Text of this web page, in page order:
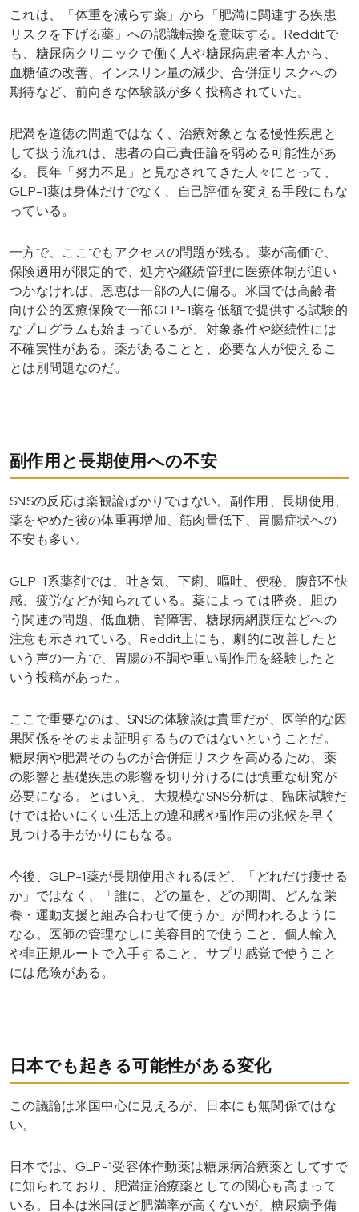
これは、「体重を減らす薬」から「肥満に関連する疾患
リスクを下げる薬」への認識転換を意味する。Redditで
も、糖尿病クリニックで働く人や糖尿病患者本人から、
血糖値の改善、インスリン量の減少、合併症リスクへの
期待など、前向きな体験談が多く投稿されていた。
肥満を道徳の問題ではなく、治療対象となる慢性疾患と
して扱う流れは、患者の自己責任論を弱める可能性があ
る。長年「努力不足」と見なされてきた人々にとって、
GLP-1薬は身体だけでなく、自己評価を変える手段にもな
っている。
一方で、ここでもアクセスの問題が残る。薬が高価で、
保険適用が限定的で、処方や継続管理に医療体制が追い
つかなければ、恩恵は一部の人に偏る。米国では高齢者
向け公的医療保険で一部GLP-1薬を低額で提供する試験的
なプログラムも始まっているが、対象条件や継続性には
不確実性がある。薬があることと、必要な人が使えるこ
とは別問題なのだ。
副作用と長期使用への不安
SNSの反応は楽観論ばかりではない。副作用、長期使用、
薬をやめた後の体重再増加、筋肉量低下、胃腸症状への
不安も多い。
GLP-1系薬剤では、吐き気、下痢、嘔吐、便秘、腹部不快
感、疲労などが知られている。薬によっては膵炎、胆の
う関連の問題、低血糖、腎障害、糖尿病網膜症などへの
注意も示されている。Reddit上にも、劇的に改善したと
いう声の一方で、胃腸の不調や重い副作用を経験したと
いう投稿があった。
ここで重要なのは、SNSの体験談は貴重だが、医学的な因
果関係をそのまま証明するものではないということだ。
糖尿病や肥満そのものが合併症リスクを高めるため、薬
の影響と基礎疾患の影響を切り分けるには慎重な研究が
必要になる。とはいえ、大規模なSNS分析は、臨床試験だ
けでは拾いにくい生活上の違和感や副作用の兆候を早く
見つける手がかりにもなる。
今後、GLP-1薬が長期使用されるほど、「どれだけ痩せる
か」ではなく、「誰に、どの量を、どの期間、どんな栄
養・運動支援と組み合わせて使うか」が問われるように
なる。医師の管理なしに美容目的で使うこと、個人輸入
や非正規ルートで入手すること、サプリ感覚で使うこと
には危険がある。
日本でも起きる可能性がある変化
この議論は米国中心に見えるが、日本にも無関係ではな
い。
日本では、GLP-1受容体作動薬は糖尿病治療薬としてすで
に知られており、肥満症治療薬としての関心も高まって
いる。日本は米国ほど肥満率が高くないが、糖尿病予備